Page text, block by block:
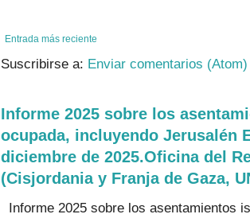
Entrada más reciente
Suscribirse a: Enviar comentarios (Atom)
Informe 2025 sobre los
ocupada, incluyendo Jerusalén
diciembre de 2025.Oficina del
(Cisjordania y Franja de Gaza,
Informe 2025 sobre los asentamientos